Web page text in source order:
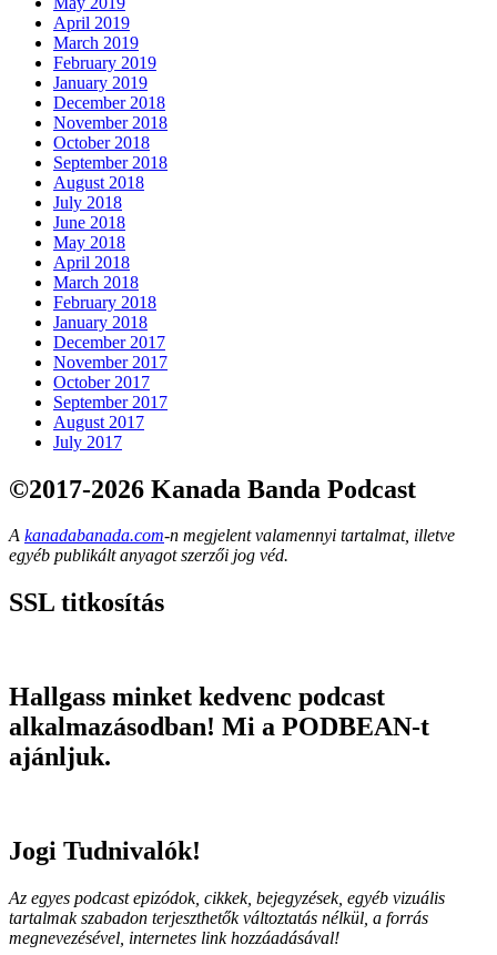
April 2019
March 2019
February 2019
January 2019
December 2018
November 2018
October 2018
September 2018
August 2018
July 2018
June 2018
May 2018
April 2018
March 2018
February 2018
January 2018
December 2017
November 2017
October 2017
September 2017
August 2017
July 2017
©2017-2026 Kanada Banda Podcast
A kanadabanada.com-n megjelent valamennyi tartalmat, illetve
egyéb publikált anyagot szerzői jog véd.
SSL titkosítás
Hallgass minket kedvenc podcast
alkalmazásodban! Mi a PODBEAN-t
ajánljuk.
Jogi Tudnivalók!
Az egyes podcast epizódok, cikkek, bejegyzések, egyéb vizuális
tartalmak szabadon terjeszthetők változtatás nélkül, a forrás
megnevezésével, internetes link hozzáadásával!